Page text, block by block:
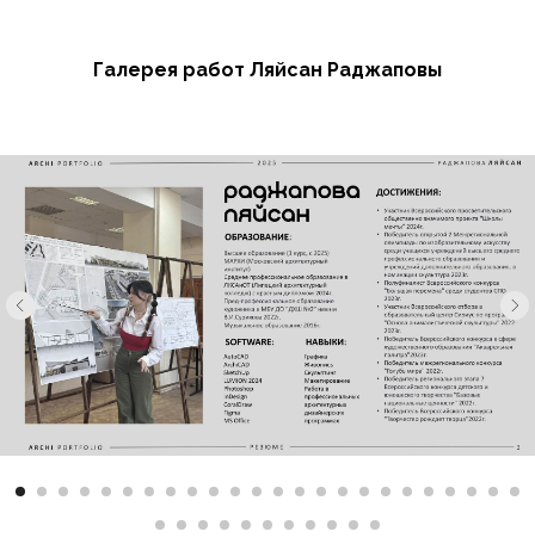
Галерея работ Ляйсан Раджаповы